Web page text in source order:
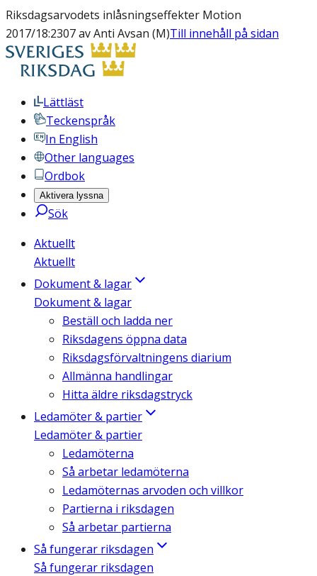
Riksdagsarvodets inlåsningseffekter Motion
2017/18:2307 av Anti Avsan (M)Till innehåll på sidan
Lättläst
Teckenspråk
In English
Other languages
Ordbok
Aktivera lyssna
Sök
Aktuellt
Aktuellt
Dokument & lagar
Dokument & lagar
Beställ och ladda ner
Riksdagens öppna data
Riksdagsförvaltningens diarium
Allmänna handlingar
Hitta äldre riksdagstryck
Ledamöter & partier
Ledamöter & partier
Ledamöterna
Så arbetar ledamöterna
Ledamöternas arvoden och villkor
Partierna i riksdagen
Så arbetar partierna
Så fungerar riksdagen
Så fungerar riksdagen